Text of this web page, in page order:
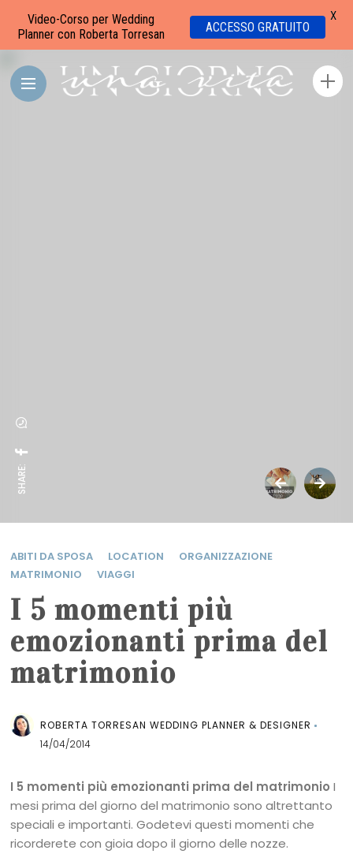
SHARE:
ABITI DA SPOSA LOCATION
ORGANIZZAZIONE
MATRIMONIO
VIAGGI
I 5 momenti più
emozionanti prima del
matrimonio
ROBERTA TORRESAN WEDDING PLANNER & DESIGNER
14/04/2014
I 5 momenti più emozionanti prima del matrimonio I
mesi prima del giorno del matrimonio sono altrettanto
speciali e importanti. Godetevi questi momenti che
ricorderete con gioia dopo il giorno delle nozze.
Video-Corso per Wedding
Planner con Roberta Torresan
ACCESSO GRATUITO
X